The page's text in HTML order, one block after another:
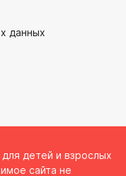
данных
детей и взрослых
сайта не